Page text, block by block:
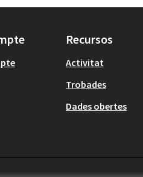
Recursos
Activitat
Trobades
Dades obertes